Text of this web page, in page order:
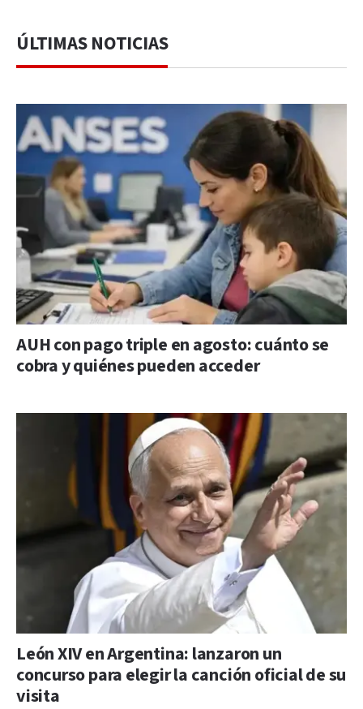
ÚLTIMAS NOTICIAS
AUH con pago triple en agosto: cuánto se
cobra y quiénes pueden acceder
León XIV en Argentina: lanzaron un
concurso para elegir la canción oficial de su
visita